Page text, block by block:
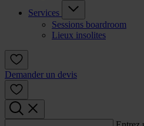
Services
Sessions boardroom
Lieux insolites
Demander un devis